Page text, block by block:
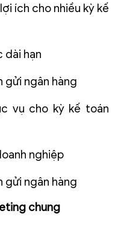
ích cho nhiều kỳ kế
dài hạn
gửi ngân hàng
vụ cho kỳ kế toán
nghiệp
gửi ngân hàng
chung